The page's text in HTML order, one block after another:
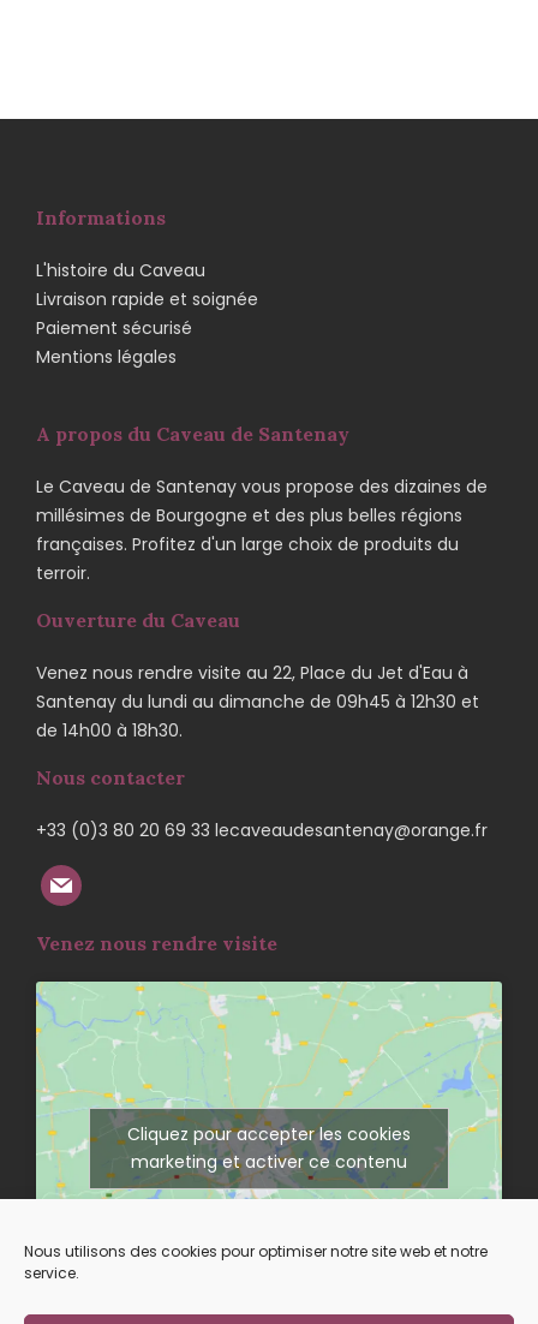
Nous utilisons des cookies pour optimiser notre site web et notre
service.
Informations
L'histoire du Caveau
Livraison rapide et soignée
Paiement sécurisé
Mentions légales
A propos du Caveau de Santenay
Le Caveau de Santenay vous propose des dizaines de
millésimes de Bourgogne et des plus belles régions
françaises. Profitez d'un large choix de produits du
terroir.
Ouverture du Caveau
Venez nous rendre visite au 22, Place du Jet d'Eau à
Santenay du lundi au dimanche de 09h45 à 12h30 et
de 14h00 à 18h30.
Nous contacter
+33 (0)3 80 20 69 33 lecaveaudesantenay@orange.fr
Venez nous rendre visite
Cliquez pour accepter les cookies
marketing et activer ce contenu